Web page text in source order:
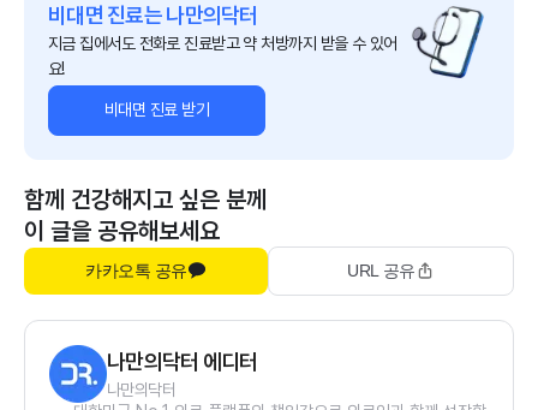
비대면 진료는 나만의닥터
지금 집에서도 전화로 진료받고 약 처방까지 받을 수 있어
요!
비대면 진료 받기
함께 건강해지고 싶은 분께
이 글을 공유해보세요
카카오톡 공유 URL 공유
나만의닥터 에디터
나만의닥터